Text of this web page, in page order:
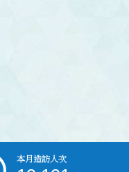
本月造訪人次